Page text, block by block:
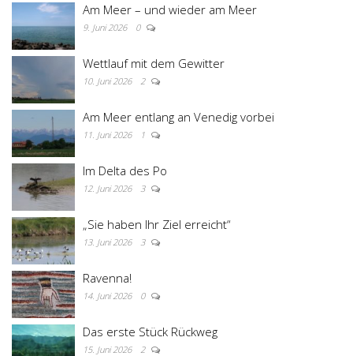
Am Meer – und wieder am Meer
9. Juni 2026 0
Wettlauf mit dem Gewitter
10. Juni 2026 2
Am Meer entlang an Venedig vorbei
11. Juni 2026 1
Im Delta des Po
12. Juni 2026 3
„Sie haben Ihr Ziel erreicht“
13. Juni 2026 3
Ravenna!
14. Juni 2026 0
Das erste Stück Rückweg
15. Juni 2026 2